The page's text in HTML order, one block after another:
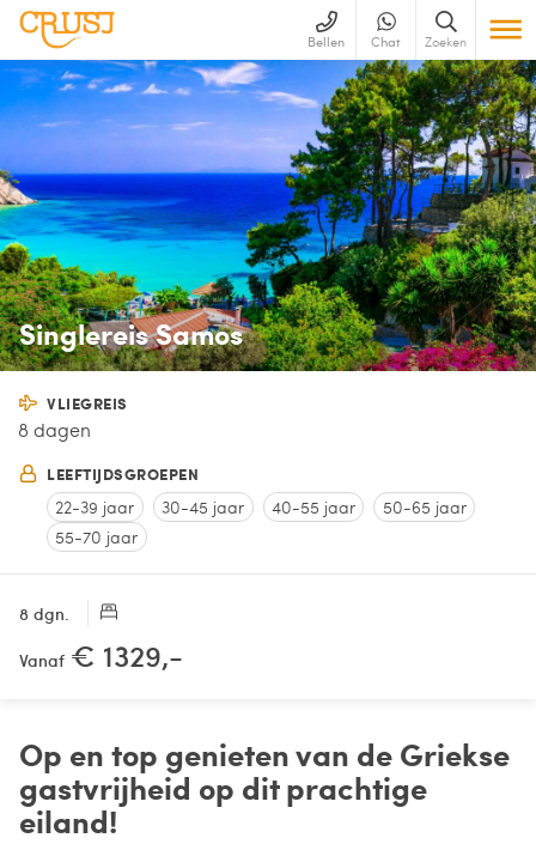
Bellen Chat Zoeken
Singlereis Samos
VLIEGREIS
8 dagen
LEEFTIJDSGROEPEN
22-39 jaar 30-45 jaar 40-55 jaar
50-65 jaar
55-70 jaar
8 dgn.
Vanaf € 1329,-
Op en top genieten van de Griekse
gastvrijheid op dit prachtige
eiland!